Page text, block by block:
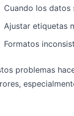
Cuando los datos
Ajustar etiquetas
Formatos
problemas